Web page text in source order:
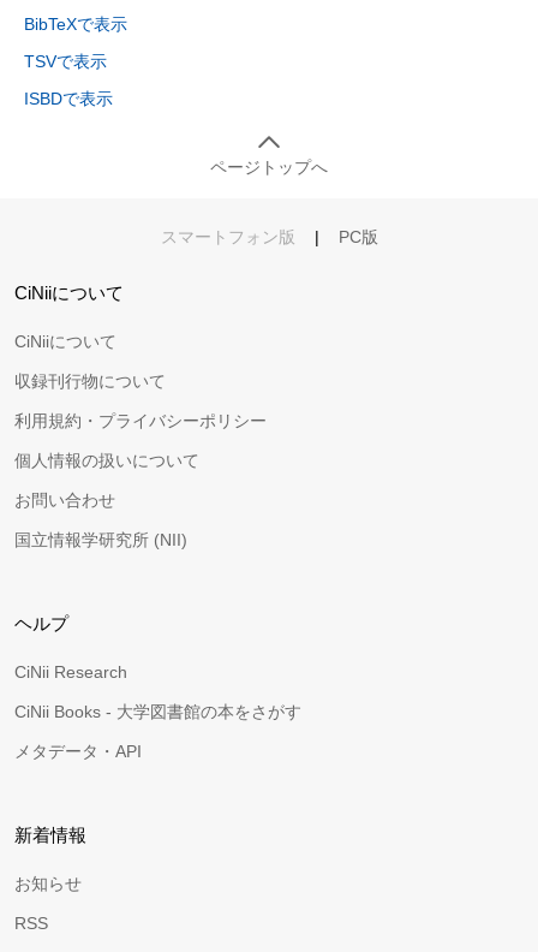
BibTeXで表示
TSVで表示
ISBDで表示
ページトップへ
スマートフォン版 | PC版
CiNiiについて
CiNiiについて
収録刊行物について
利用規約・プライバシーポリシー
個人情報の扱いについて
お問い合わせ
国立情報学研究所 (NII)
ヘルプ
CiNii Research
CiNii Books - 大学図書館の本をさがす
メタデータ・API
新着情報
お知らせ
RSS